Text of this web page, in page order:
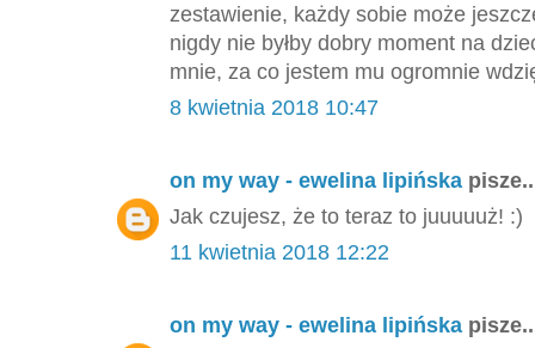
zestawienie, każdy sobie może
nigdy nie byłby dobry moment na
mnie, za co jestem mu ogromnie
8 kwietnia 2018 10:47
on my way - ewelina lipińska
Jak czujesz, że to teraz to juuuuuż! :)
11 kwietnia 2018 12:22
on my way - ewelina lipińska